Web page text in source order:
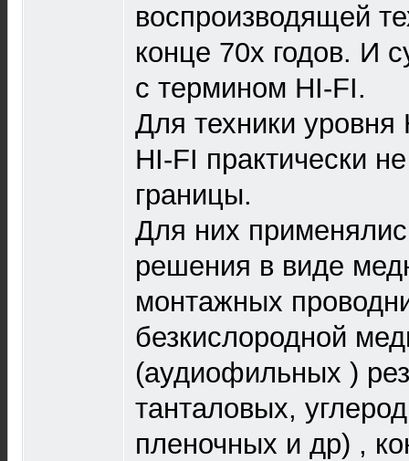
воспроизводящей
конце 70х годов. И
с термином HI-FI.
Для техники уровня
HI-FI практически
границы.
Для них
решения в виде
монтажных
безкислородной
(аудиофильных )
танталовых,
пленочных и др) ,